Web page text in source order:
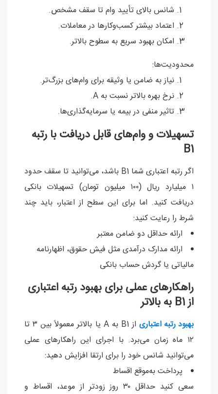
شانس بالای تأیید وام تا سقف مشخص.
اعتماد بیشتر کسب‌وکارها در معاملات.
امکان بهبود سریع به سطوح بالاتر.
محدودیت‌ها:
نیاز به ضامن یا وثیقه برای وام‌های بزرگ‌تر.
نرخ بهره بالاتر نسبت به A.
تاثیر منفی در بیمه یا سرمایه‌گذاری‌ها.
تسهیلات و وام‌های قابل دریافت با رتبه
B1
اگر رتبه اعتباری شما B1 باشد، می‌توانید تا سقف حدود
۱ میلیارد ریال (۱۰۰ میلیون تومان) تسهیلات بانکی
دریافت کنید. اما برای این سطح از اعتبار، باید چند
شرط را رعایت کنید:
ارائه حداقل دو ضامن معتبر
ارائه مدارک درآمدی مثل فیش حقوق، اظهارنامه
مالیاتی یا گردش حساب بانکی
راهکارهای عملی برای بهبود رتبه اعتباری
از B1 به بالاتر
بهبود رتبه اعتباری
از B1 به A یا بالاتر معمولاً بین ۳ تا
۱۲ ماه زمان می‌برد. با اجرای این راهکارهای عملی
می‌توانید شانس خود را برای ارتقا افزایش دهید:
پرداخت به‌موقع اقساط
سعی کنید حداقل ۳۰ روز زودتر از موعد، اقساط و